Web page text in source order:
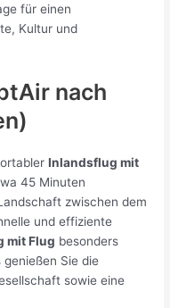
für einen
Kultur und
nach
Inlandsflug mit
45 Minuten
zwischen dem
und effiziente
mit Flug besonders
Sie die
sowie eine